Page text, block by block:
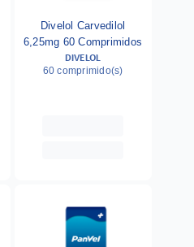
Divelol Carvedilol
6,25mg 60 Comprimidos
DIVELOL
60 comprimido(s)